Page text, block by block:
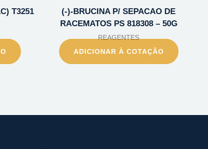
T3251
(-)-BRUCINA P/ SEPACAO DE
RACEMATOS PS 818308 – 50G
REAGENTES
ADICIONAR À COTAÇÃO